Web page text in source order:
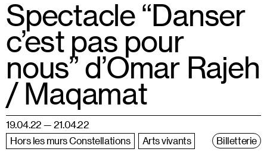
Spectacle “Danser
c’est pas pour
nous” d’Omar Rajeh
/ Maqamat
19.04.22 — 21.04.22
Hors les murs Constellations
Arts vivants Billetterie